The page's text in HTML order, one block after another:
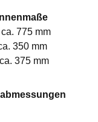
775 mm
350 mm
375 mm